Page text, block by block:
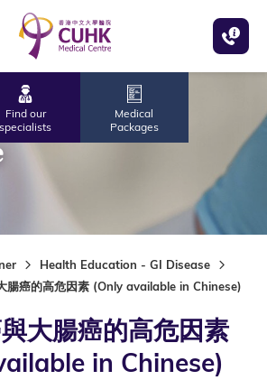
Find our
specialists
Medical
Packages
Health Education - GI Disease
腸癌的高危因素 (Only available in Chinese)
大腸癌的高危因素
in Chinese)